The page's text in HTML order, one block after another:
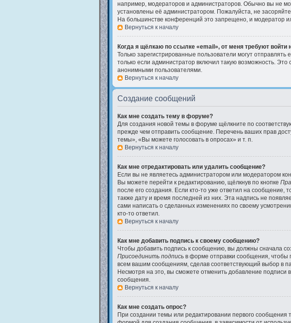
например, модераторов и администраторов. Обычно вы не
установлены её администратором. Пожалуйста, не
На большинстве конференций это запрещено, и модератор
Вернуться к началу
Когда я щёлкаю по ссылке «email», от меня требуют войти
Только зарегистрированные пользователи могут
только если администратор включил такую возможность.
анонимными пользователями.
Вернуться к началу
Создание сообщений
Как мне создать тему в форуме?
Для создания новой темы в форуме щёлкните по
прежде чем отправить сообщение. Перечень ваших прав
темы», «Вы можете голосовать в опросах» и т. п.
Вернуться к началу
Как мне отредактировать или удалить сообщение?
Если вы не являетесь администратором или модератором
Вы можете перейти к редактированию, щёлкнув по кнопке
после его создания. Если кто-то уже ответил на сообщение,
также дату и время последней из них. Эта надпись не
сами написать о сделанных изменениях по своему
кто-то ответил.
Вернуться к началу
Как мне добавить подпись к своему сообщению?
Чтобы добавить подпись к сообщению, вы должны сначала
Присоединить подписьв форме отправки сообщения, чтобы
всем вашим сообщениям, сделав соответствующий выбор в
Несмотря на это, вы сможете отменить добавление
сообщения.
Вернуться к началу
Как мне создать опрос?
При создании темы или редактировании первого